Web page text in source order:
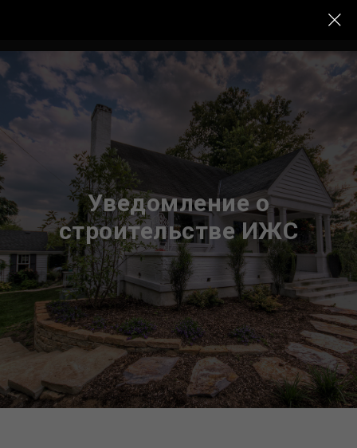
Уведомление о
строительстве ИЖС